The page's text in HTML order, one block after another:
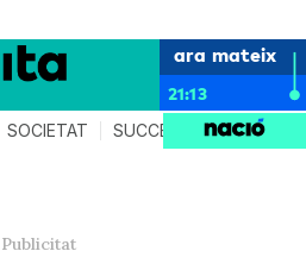
ara mateix
21:13
SOCIETAT SUCCESSOS AGENDA